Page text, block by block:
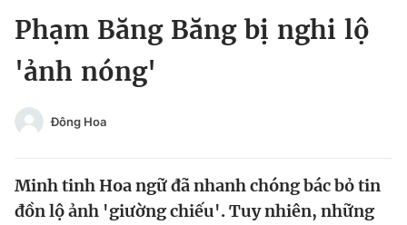
Chuyên mục
Chào ngày mới
Tin thị trường Tin 360
Đổi mật khẩu
Tin đã lưu
Phạm Băng Băng bị nghi lộ
'ảnh nóng'
Đông Hoa
Minh tinh Hoa ngữ đã nhanh chóng bác bỏ tin
đồn lộ ảnh 'giường chiếu'. Tuy nhiên, những